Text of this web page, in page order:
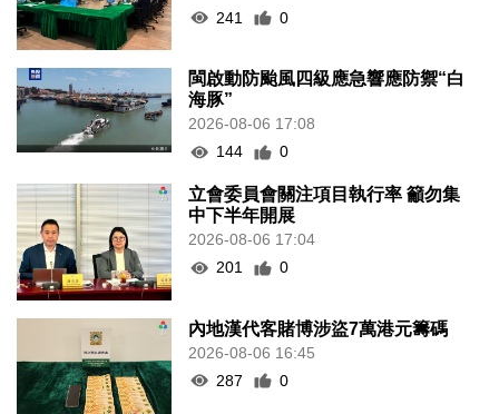
241
0
閩啟動防颱風四級應急響應防禦“白
海豚”
2026-08-06 17:08
144
0
立會委員會關注項目執行率 籲勿集
中下半年開展
2026-08-06 17:04
201
0
內地漢代客賭博涉盜7萬港元籌碼
2026-08-06 16:45
287
0